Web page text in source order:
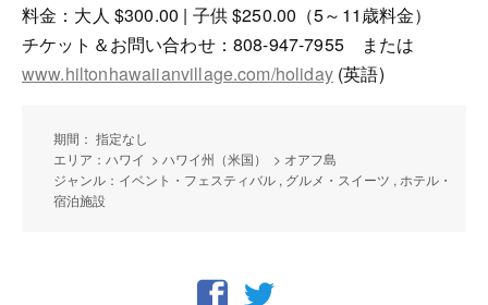
料金：大人 $300.00 | 子供 $250.00（5～11歳料金）
チケット＆お問い合わせ：808-947-7955 または
www.hiltonhawaiianvillage.com/holiday(英語)
期間： 指定なし
エリア：ハワイ > ハワイ州（米国） > オアフ島
ジャンル：イベント・フェスティバル , グルメ・スイーツ , ホテル・
宿泊施設